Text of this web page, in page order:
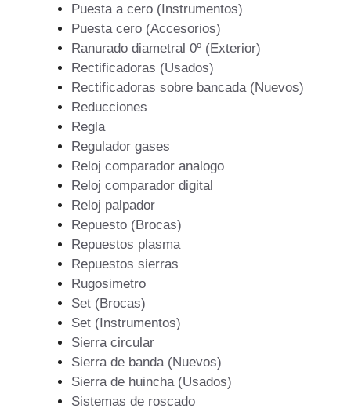
Puesta a cero (Instrumentos)
Puesta cero (Accesorios)
Ranurado diametral 0º (Exterior)
Rectificadoras (Usados)
Rectificadoras sobre bancada (Nuevos)
Reducciones
Regla
Regulador gases
Reloj comparador analogo
Reloj comparador digital
Reloj palpador
Repuesto (Brocas)
Repuestos plasma
Repuestos sierras
Rugosimetro
Set (Brocas)
Set (Instrumentos)
Sierra circular
Sierra de banda (Nuevos)
Sierra de huincha (Usados)
Sistemas de roscado